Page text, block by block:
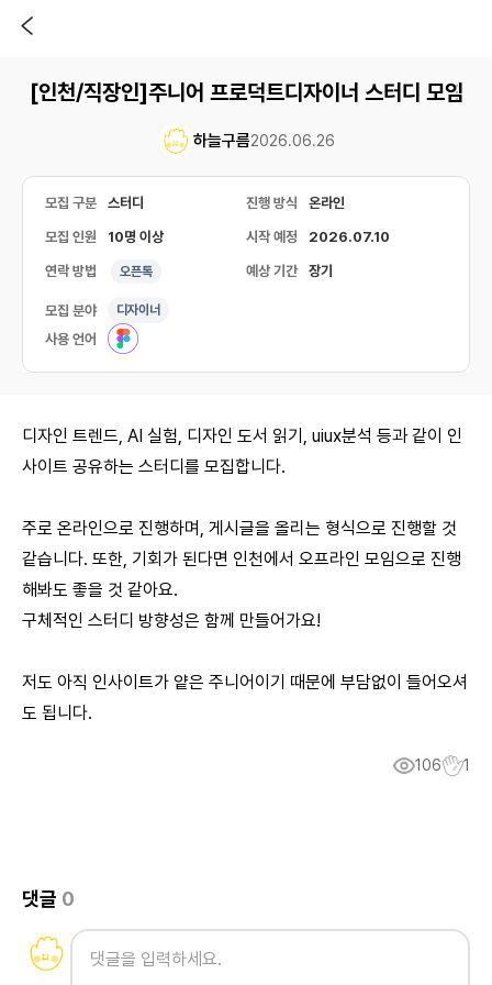
[인천/직장인]주니어 프로덕트디자이너 스터디 모임
하늘구름2026.06.26
모집 구분 스터디 진행 방식 온라인
모집 인원 10명 이상 시작 예정 2026.07.10
연락 방법 오픈톡 예상 기간 장기
모집 분야 디자이너
사용 언어
디자인 트렌드, AI 실험, 디자인 도서 읽기, uiux분석 등과 같이 인
사이트 공유하는 스터디를 모집합니다.
주로 온라인으로 진행하며, 게시글을 올리는 형식으로 진행할 것
같습니다. 또한, 기회가 된다면 인천에서 오프라인 모임으로 진행
해봐도 좋을 것 같아요.
구체적인 스터디 방향성은 함께 만들어가요!
저도 아직 인사이트가 얕은 주니어이기 때문에 부담없이 들어오셔
도 됩니다.
106 1
댓글 0